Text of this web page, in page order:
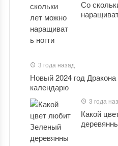
Со
3 года назад
Новый 2024 год
календарю
3 года
Какой